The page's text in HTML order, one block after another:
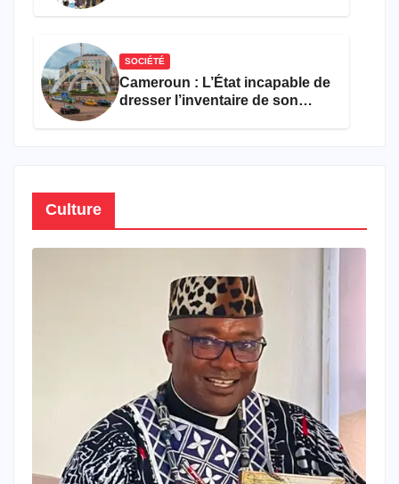
SOCIÉTÉ
Cameroun : L’État incapable de
dresser l’inventaire de son
Culture